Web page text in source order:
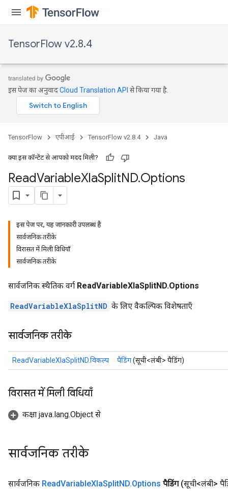
TensorFlow v2.8.4
इस पेज का अनुवादCloud Translation API से किया गया है.
TensorFlow एपीआई TensorFlow v2.8.4 Java
क्या इस कॉन्टेंट से आपको मदद मिली?
ReadVariableXlaSplitND.Options
इस पेज पर, यह जानकारी उपलब्ध है
सार्वजनिक तरीके
विरासत में मिली विधियाँ
सार्वजनिक तरीके
सार्वजनिक स्थैतिक वर्ग ReadVariableXlaSplitND.Options
ReadVariableXlaSplitND के लिए वैकल्पिक विशेषताएँ
सार्वजनिक तरीके
ReadVariableXlaSplitND.विकल्प पैडिंग(सूची<लंबी> पैडिंग)
विरासत में मिली विधियाँ
कक्षा java.lang.Object से
सार्वजनिक तरीके
सार्वजनिक ReadVariableXlaSplitND.Options पैडिंग (सूची<लंबी>